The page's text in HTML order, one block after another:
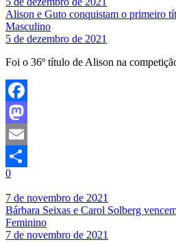
Alison e Guto conquistam o primeiro
Masculino
5 de dezembro de 2021
Foi o 36º título de Alison na
Facebook
Mastodon
Email
Share
0
7 de novembro de 2021
Bárbara Seixas e Carol Solberg
Feminino
7 de novembro de 2021